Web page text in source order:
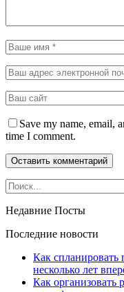
Save my name, email,
time I comment.
Недавние Посты
Последние новости
Как спланировать
несколько лет
Как организовать